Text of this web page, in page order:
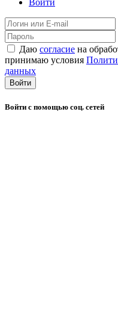
Даю согласие на
принимаю условия
данных
Войти
Войти с помощью соц. сетей